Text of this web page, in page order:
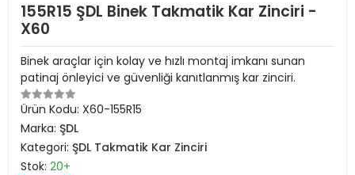
155R15 ŞDL Binek Takmatik Kar Zinciri -
X60
Binek araçlar için kolay ve hızlı montaj imkanı sunan
patinaj önleyici ve güvenliği kanıtlanmış kar zinciri.
Ürün Kodu: X60-155R15
Marka: ŞDL
Kategori: ŞDL Takmatik Kar Zinciri
Stok: 20+